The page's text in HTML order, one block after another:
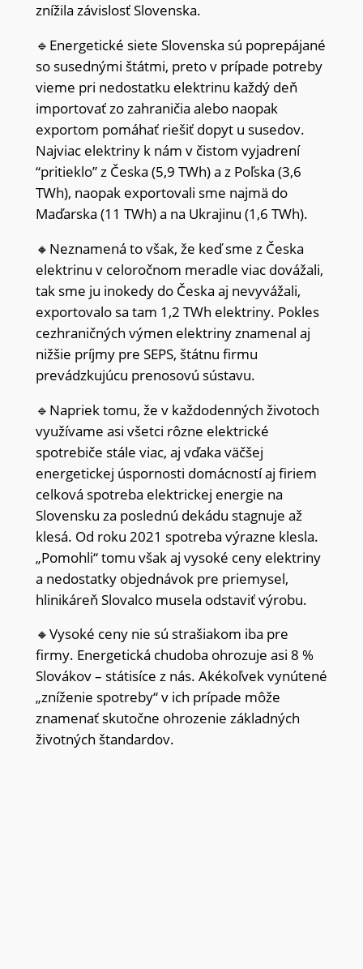
znížila závislosť Slovenska.
🔹Energetické siete Slovenska sú poprepájané
so susednými štátmi, preto v prípade potreby
vieme pri nedostatku elektrinu každý deň
importovať zo zahraničia alebo naopak
exportom pomáhať riešiť dopyt u susedov.
Najviac elektriny k nám v čistom vyjadrení
“pritieklo” z Česka (5,9 TWh) a z Poľska (3,6
TWh), naopak exportovali sme najmä do
Maďarska (11 TWh) a na Ukrajinu (1,6 TWh).
🔸Neznamená to však, že keď sme z Česka
elektrinu v celoročnom meradle viac dovážali,
tak sme ju inokedy do Česka aj nevyvážali,
exportovalo sa tam 1,2 TWh elektriny. Pokles
cezhraničných výmen elektriny znamenal aj
nižšie príjmy pre SEPS, štátnu firmu
prevádzkujúcu prenosovú sústavu.
🔹Napriek tomu, že v každodenných životoch
využívame asi všetci rôzne elektrické
spotrebiče stále viac, aj vďaka väčšej
energetickej úspornosti domácností aj firiem
celková spotreba elektrickej energie na
Slovensku za poslednú dekádu stagnuje až
klesá. Od roku 2021 spotreba výrazne klesla.
„Pomohli“ tomu však aj vysoké ceny elektriny
a nedostatky objednávok pre priemysel,
hlinikáreň Slovalco musela odstaviť výrobu.
🔸Vysoké ceny nie sú strašiakom iba pre
firmy. Energetická chudoba ohrozuje asi 8 %
Slovákov – státisíce z nás. Akékoľvek vynútené
„zníženie spotreby“ v ich prípade môže
znamenať skutočne ohrozenie základných
životných štandardov.